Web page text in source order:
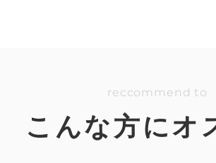
reccomme nd to
こんな方にオ